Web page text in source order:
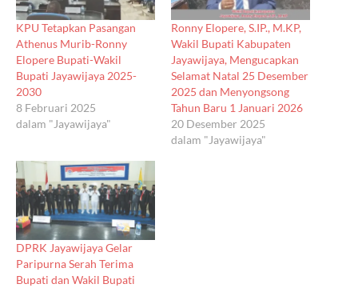
KPU Tetapkan Pasangan
Athenus Murib-Ronny
Elopere Bupati-Wakil
Bupati Jayawijaya 2025-
2030
8 Februari 2025
dalam "Jayawijaya"
Ronny Elopere, S.IP., M.KP,
Wakil Bupati Kabupaten
Jayawijaya, Mengucapkan
Selamat Natal 25 Desember
2025 dan Menyongsong
Tahun Baru 1 Januari 2026
20 Desember 2025
dalam "Jayawijaya"
DPRK Jayawijaya Gelar
Paripurna Serah Terima
Bupati dan Wakil Bupati